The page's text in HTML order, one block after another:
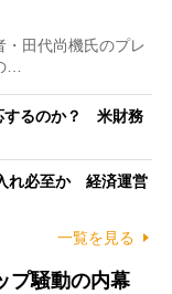
田代尚機氏のプレ
…
するのか？ 米財務
れ必至か 経済運営
一覧を見る
プ騒動の内幕